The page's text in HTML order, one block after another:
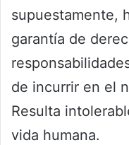
supuestamente,
garantía de
de incurrir en el
Resulta
vida humana.